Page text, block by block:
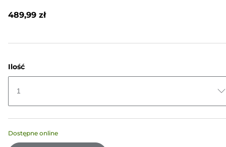
489,99 zł
Ilość
1
Dostępne online